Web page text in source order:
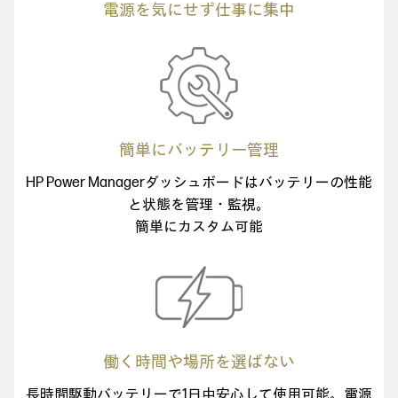
電源を気にせず仕事に集中
簡単にバッテリー管理
HP Power Managerダッシュボードはバッテリーの性能
と状態を管理・監視。
簡単にカスタム可能
働く時間や場所を選ばない